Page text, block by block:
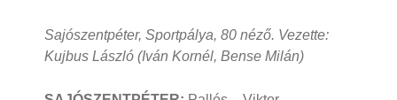
Sajószentpéter, Sportpálya, 80 néző. Vezette:
Kujbus László (Iván Kornél, Bense Milán)